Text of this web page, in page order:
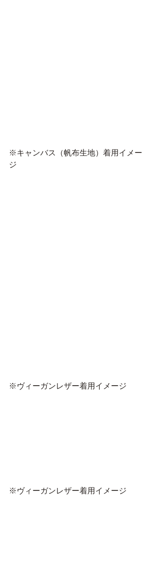
※キャンバス（帆布生地）着用イメー
ジ
※ヴィーガンレザー着用イメージ
※ヴィーガンレザー着用イメージ